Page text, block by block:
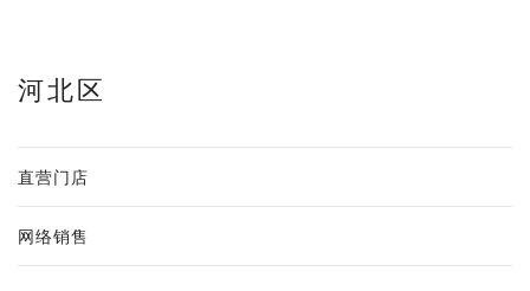
河北区
直营门店
网络销售